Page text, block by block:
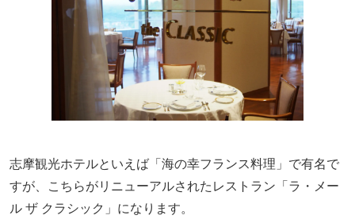
志摩観光ホテルといえば「海の幸フランス料理」で有名で
すが、こちらがリニューアルされたレストラン「ラ・メー
ル ザ クラシック」になります。